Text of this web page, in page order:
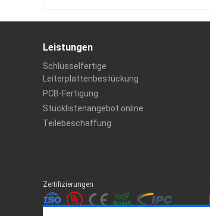
Leistungen
Schlüsselfertige
Leiterplattenbestückung
PCB-Fertigung
Stücklistenangebot online
Teilebeschaffung
Zertifizierungen